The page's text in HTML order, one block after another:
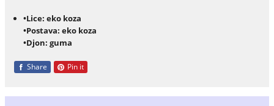
•Lice: eko koza
•Postava: eko koza
•Djon: guma
Share Pin it